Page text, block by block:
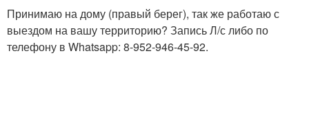
Принимаю на дому (правый берег), так же работаю с
выездом на вашу территорию? Запись Л/с либо по
телефону в Whatsapp: 8-952-946-45-92.